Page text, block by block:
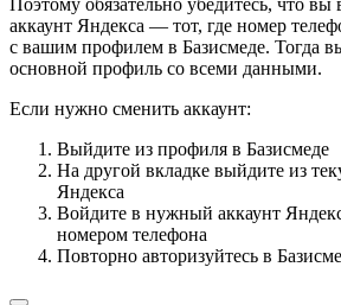
аккаунт Яндекса — тот, где номер
с вашим профилем в Базисмеде. Тогда
основной профиль со всеми данными.
Если нужно сменить аккаунт:
Выйдите из профиля в Базисмеде
На другой вкладке выйдите из
Яндекса
Войдите в нужный аккаунт
номером телефона
Повторно авторизуйтесь в